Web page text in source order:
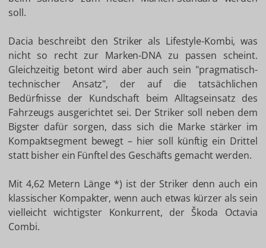
soll.
Dacia beschreibt den Striker als Lifestyle-Kombi, was
nicht so recht zur Marken-DNA zu passen scheint.
Gleichzeitig betont wird aber auch sein "pragmatisch-
technischer Ansatz", der auf die tatsächlichen
Bedürfnisse der Kundschaft beim Alltagseinsatz des
Fahrzeugs ausgerichtet sei. Der Striker soll neben dem
Bigster dafür sorgen, dass sich die Marke stärker im
Kompaktsegment bewegt – hier soll künftig ein Drittel
statt bisher ein Fünftel des Geschäfts gemacht werden.
Mit 4,62 Metern Länge *) ist der Striker denn auch ein
klassischer Kompakter, wenn auch etwas kürzer als sein
vielleicht wichtigster Konkurrent, der Škoda Octavia
Combi.